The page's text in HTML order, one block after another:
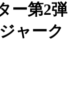
ー第2弾
ャーク